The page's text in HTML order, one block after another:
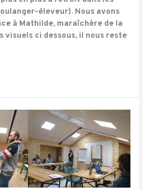
éleveur). Nous avons
à Mathilde, maraîchère de la
visuels ci dessous, il nous reste